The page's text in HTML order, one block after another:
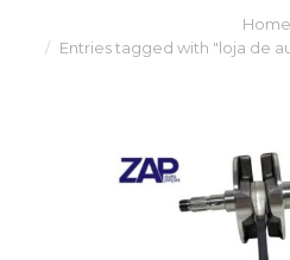
Home
Entries tagged with "loja de